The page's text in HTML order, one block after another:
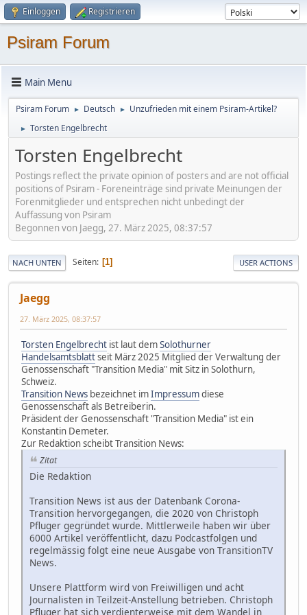
Einloggen Registrieren
Psiram Forum
Main Menu
Psiram Forum ► Deutsch ► Unzufrieden mit einem Psiram-Artikel?
► Torsten Engelbrecht
Torsten Engelbrecht
Postings reflect the private opinion of posters and are not official
positions of Psiram - Foreneinträge sind private Meinungen der
Forenmitglieder und entsprechen nicht unbedingt der
Auffassung von Psiram
Begonnen von Jaegg, 27. März 2025, 08:37:57
NACH UNTEN Seiten 1 USER ACTIONS
Jaegg
27. März 2025, 08:37:57
Torsten Engelbrecht ist laut demSolothurner
Handelsamtsblattseit März 2025 Mitglied der Verwaltung der
Genossenschaft "Transition Media" mit Sitz in Solothurn,
Schweiz.
Transition News bezeichnet imImpressumdiese
Genossenschaft als Betreiberin.
Präsident der Genossenschaft "Transition Media" ist ein
Konstantin Demeter.
Zur Redaktion scheibt Transition News:
Zitat
Die Redaktion
Transition News ist aus der Datenbank Corona-
Transition hervorgegangen, die 2020 von Christoph
Pfluger gegründet wurde. Mittlerweile haben wir über
6000 Artikel veröffentlicht, dazu Podcastfolgen und
regelmässig folgt eine neue Ausgabe von TransitionTV
News.
Unsere Plattform wird von Freiwilligen und acht
Journalisten in Teilzeit-Anstellung betrieben. Christoph
Pfluger hat sich verdienterweise mit dem Wandel in